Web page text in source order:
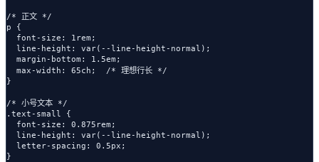
/* 正文 */
p {
  font-size: 1rem;
  line-height: var(--line-height-normal);
  margin-bottom: 1.5em;
  max-width: 65ch;  /* 理想行长 */
}
/* 小号文本 */
.text-small {
  font-size: 0.875rem;
  line-height: var(--line-height-normal);
  letter-spacing: 0.5px;
}